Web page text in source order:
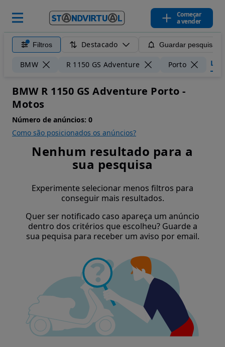
Começar
a vender
Filtros Destacado Guardar pesquisa
BMW R 1150 GS Adventure Porto
BMW R 1150 GS Adventure Porto -
Motos
Número de anúncios: 0
Como são posicionados os anúncios?
Nenhum resultado para a
sua pesquisa
Experimente selecionar menos filtros para
conseguir mais resultados.
Quer ser notificado caso apareça um anúncio
dentro dos critérios que escolheu? Guarde a
sua pequisa para receber um aviso por email.